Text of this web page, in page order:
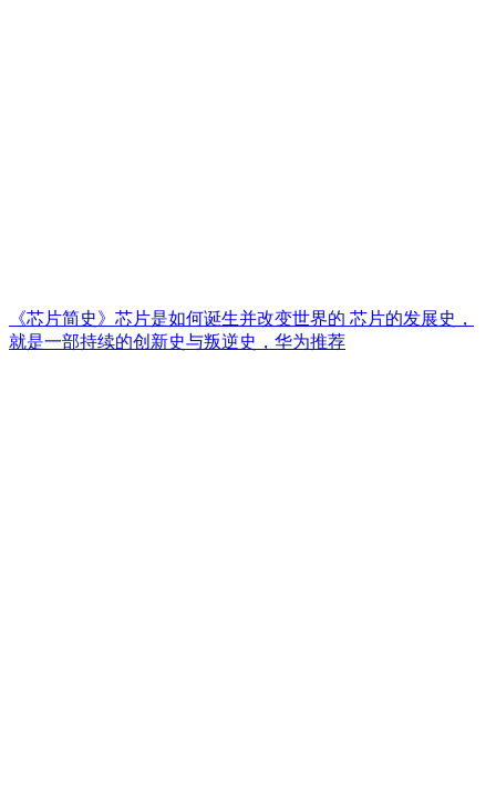
《芯片简史》芯片是如何诞生并改变世界的 芯片的发展史，
就是一部持续的创新史与叛逆史，华为推荐